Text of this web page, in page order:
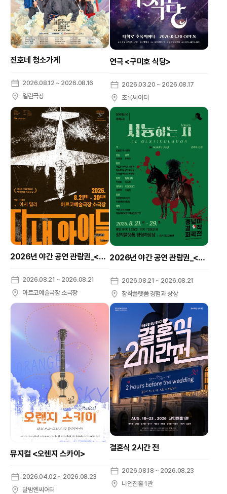
진호네 청소가게
2026.08.12 ~ 2026.08.16
열린극장
연극 <구미호 식당>
2026.03.20 ~ 2026.08.17
초록씨어터
2026년 야간 공연 관람권_<다내아이들>
2026.08.21 ~ 2026.08.21
아르코예술극장 소극장
2026년 야간 공연 관람권_<중남미 걸작 희곡전 <시늉하는 자>>
2026.08.21 ~ 2026.08.21
창작플랫폼 경험과 상상
뮤지컬 <오렌지 스카이>
2026.04.02 ~ 2026.08.23
달밤엔씨어터
결혼식 2시간 전
2026.08.18 ~ 2026.08.23
나인진홀 1관